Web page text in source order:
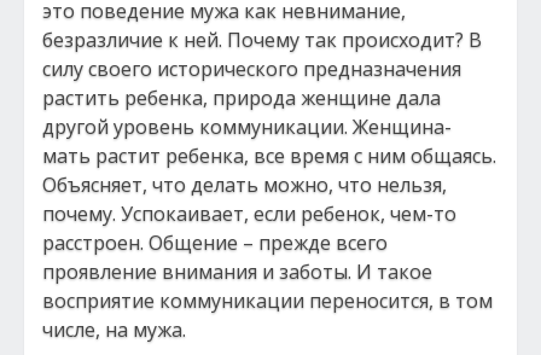
это поведение мужа как невнимание,
безразличие к ней. Почему так происходит? В
силу своего исторического предназначения
растить ребенка, природа женщине дала
другой уровень коммуникации. Женщина-
мать растит ребенка, все время с ним общаясь.
Объясняет, что делать можно, что нельзя,
почему. Успокаивает, если ребенок, чем-то
расстроен. Общение – прежде всего
проявление внимания и заботы. И такое
восприятие коммуникации переносится, в том
числе, на мужа.